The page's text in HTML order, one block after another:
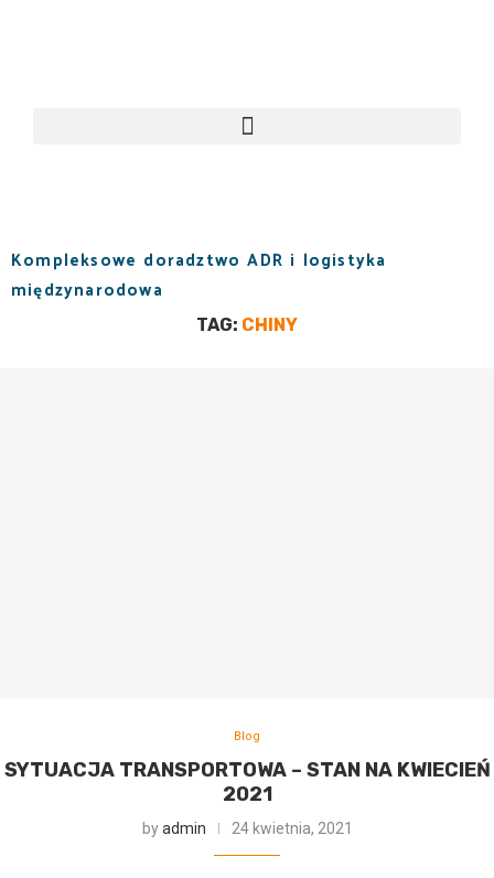
Kompleksowe doradztwo ADR i logistyka
międzynarodowa
TAG: CHINY
Blog
SYTUACJA TRANSPORTOWA – STAN NA KWIECIEŃ
2021
byadmin 24 kwietnia, 2021